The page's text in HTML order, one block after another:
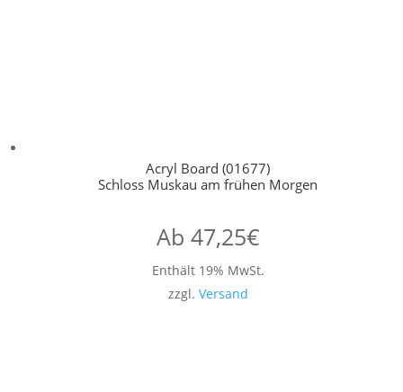
Acryl Board (01677)
Schloss Muskau am frühen Morgen
Ab 47,25€
Enthält 19% MwSt.
zzgl. Versand